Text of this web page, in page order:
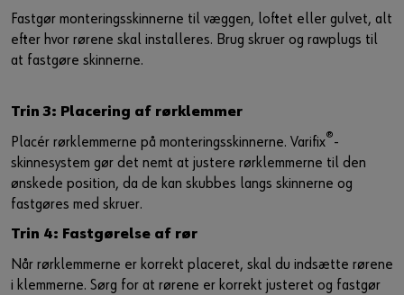
Fastgør monteringsskinnerne til væggen, loftet eller gulvet, alt
efter hvor rørene skal installeres. Brug skruer og rawplugs til
at fastgøre skinnerne.
Trin 3: Placering af rørklemmer
Placér rørklemmerne på monteringsskinnerne. Varifix®-
skinnesystem gør det nemt at justere rørklemmerne til den
ønskede position, da de kan skubbes langs skinnerne og
fastgøres med skruer.
Trin 4: Fastgørelse af rør
Når rørklemmerne er korrekt placeret, skal du indsætte rørene
i klemmerne. Sørg for at rørene er korrekt justeret og fastgør